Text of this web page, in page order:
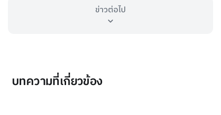
ข่าวต่อไป
บทความที่เกี่ยวข้อง